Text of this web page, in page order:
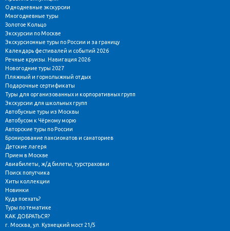
Однодневные экскурсии
Многодневные туры
Золотое Кольцо
Экскурсии по Москве
Экскурсионные туры по России и за границу
Календарь фестивалей и событий 2026
Речные круизы. Навигация 2026
Новогодние туры 2027
Пляжный и горнолыжный отдых
Подарочные сертификаты
Туры для организованных и корпоративных групп
Экскурсии для школьных групп
Автобусные туры из Москвы
Автобусом к Чёрному морю
Авторские туры по России
Бронирование пансионатов и санаториев
Детские лагеря
Прием в Москве
Авиабилеты, ж/д билеты, турстраховки
Поиск попутчика
Хиты коллекции
Новинки
Куда поехать?
Туры по тематике
КАК ДОБРАТЬСЯ?
г. Москва, ул. Кузнецкий мост 21/5